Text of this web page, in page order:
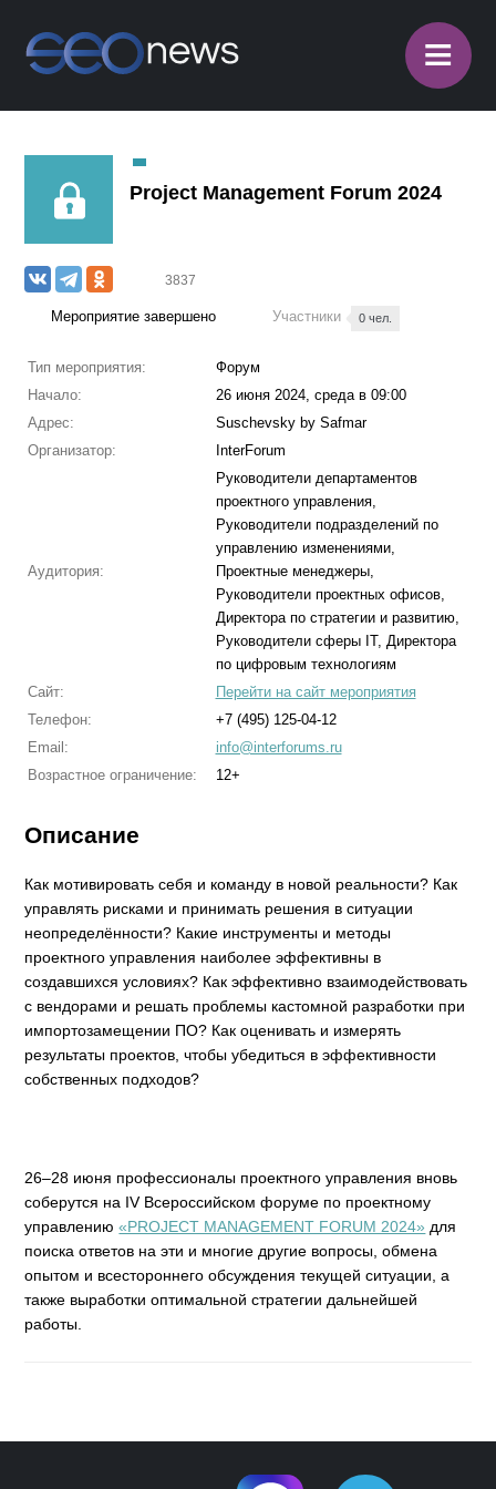
≡
Project Management Forum 2024
3837
Мероприятие завершено Участники 0 чел.
Тип мероприятия:
Форум
Начало:
26 июня 2024, среда в 09:00
Адрес:
Suschevsky by Safmar
Организатор:
InterForum
Аудитория:
Руководители департаментов
проектного управления,
Руководители подразделений по
управлению изменениями,
Проектные менеджеры,
Руководители проектных офисов,
Директора по стратегии и развитию,
Руководители сферы IT, Директора
по цифровым технологиям
Сайт:
Перейти на сайт мероприятия
Телефон:
+7 (495) 125-04-12
Email:
info@interforums.ru
Возрастное ограничение:
12+
Описание
Как мотивировать себя и команду в новой реальности? Как
управлять рисками и принимать решения в ситуации
неопределённости? Какие инструменты и методы
проектного управления наиболее эффективны в
создавшихся условиях? Как эффективно взаимодействовать
с вендорами и решать проблемы кастомной разработки при
импортозамещении ПО? Как оценивать и измерять
результаты проектов, чтобы убедиться в эффективности
собственных подходов?
26–28 июня профессионалы проектного управления вновь
соберутся на IV Всероссийском форуме по проектному
управлению«PROJECT MANAGEMENT FORUM 2024» для
поиска ответов на эти и многие другие вопросы, обмена
опытом и всестороннего обсуждения текущей ситуации, а
также выработки оптимальной стратегии дальнейшей
работы.